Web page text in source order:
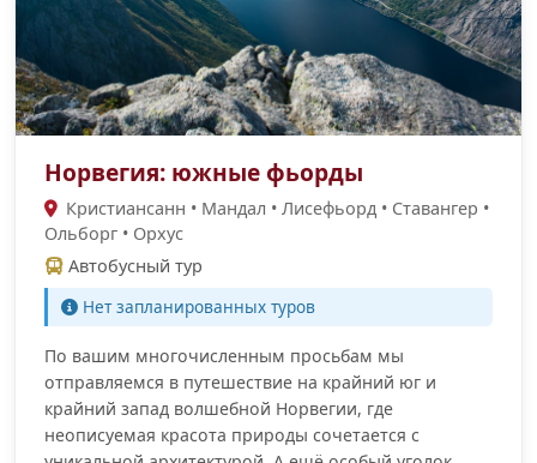
Норвегия: южные фьорды
Кристиансанн • Мандал • Лисефьорд • Ставангер •
Ольборг • Орхус
Автобусный тур
Нет запланированных туров
По вашим многочисленным просьбам мы
отправляемся в путешествие на крайний юг и
крайний запад волшебной Норвегии, где
неописуемая красота природы сочетается с